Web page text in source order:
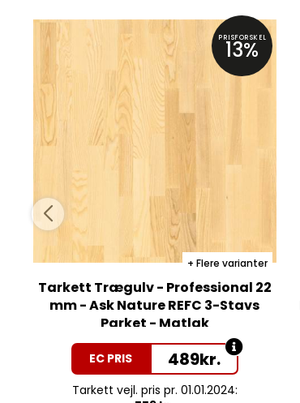
PRISFORSKEL
13%
Flere varianter
Tarkett Trægulv - Professional 22
mm - Ask Nature REFC 3-Stavs
Parket - Matlak
EC PRIS 489kr.
Tarkett vejl. pris pr. 01.01.2024: